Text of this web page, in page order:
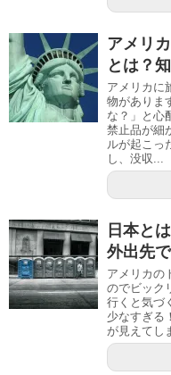
アメリ
とは？
アメリカに
物がありま
な？」と心
禁止品が細
ルが起こっ
し、没収...
日本と
外出先
アメリカの
のでビック
行くと気づ
少なすぎる
が見えてし